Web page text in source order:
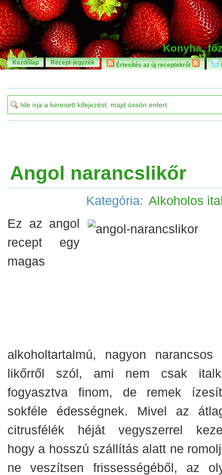
Konyha,
Kezdőlap Recept-jegyzék Értesítés az új receptekről
Angol narancslikőr
Kategória: Alkoholos
Ez az angol
recept egy
magas
alkoholtartalmú, nagyon narancsos
likőrről szól, ami nem csak
fogyasztva finom, de remek
sokféle édességnek. Mivel az
citrusfélék héját vegyszerrel
hogy a hosszú szállítás alatt ne
ne veszítsen frissességéből, az